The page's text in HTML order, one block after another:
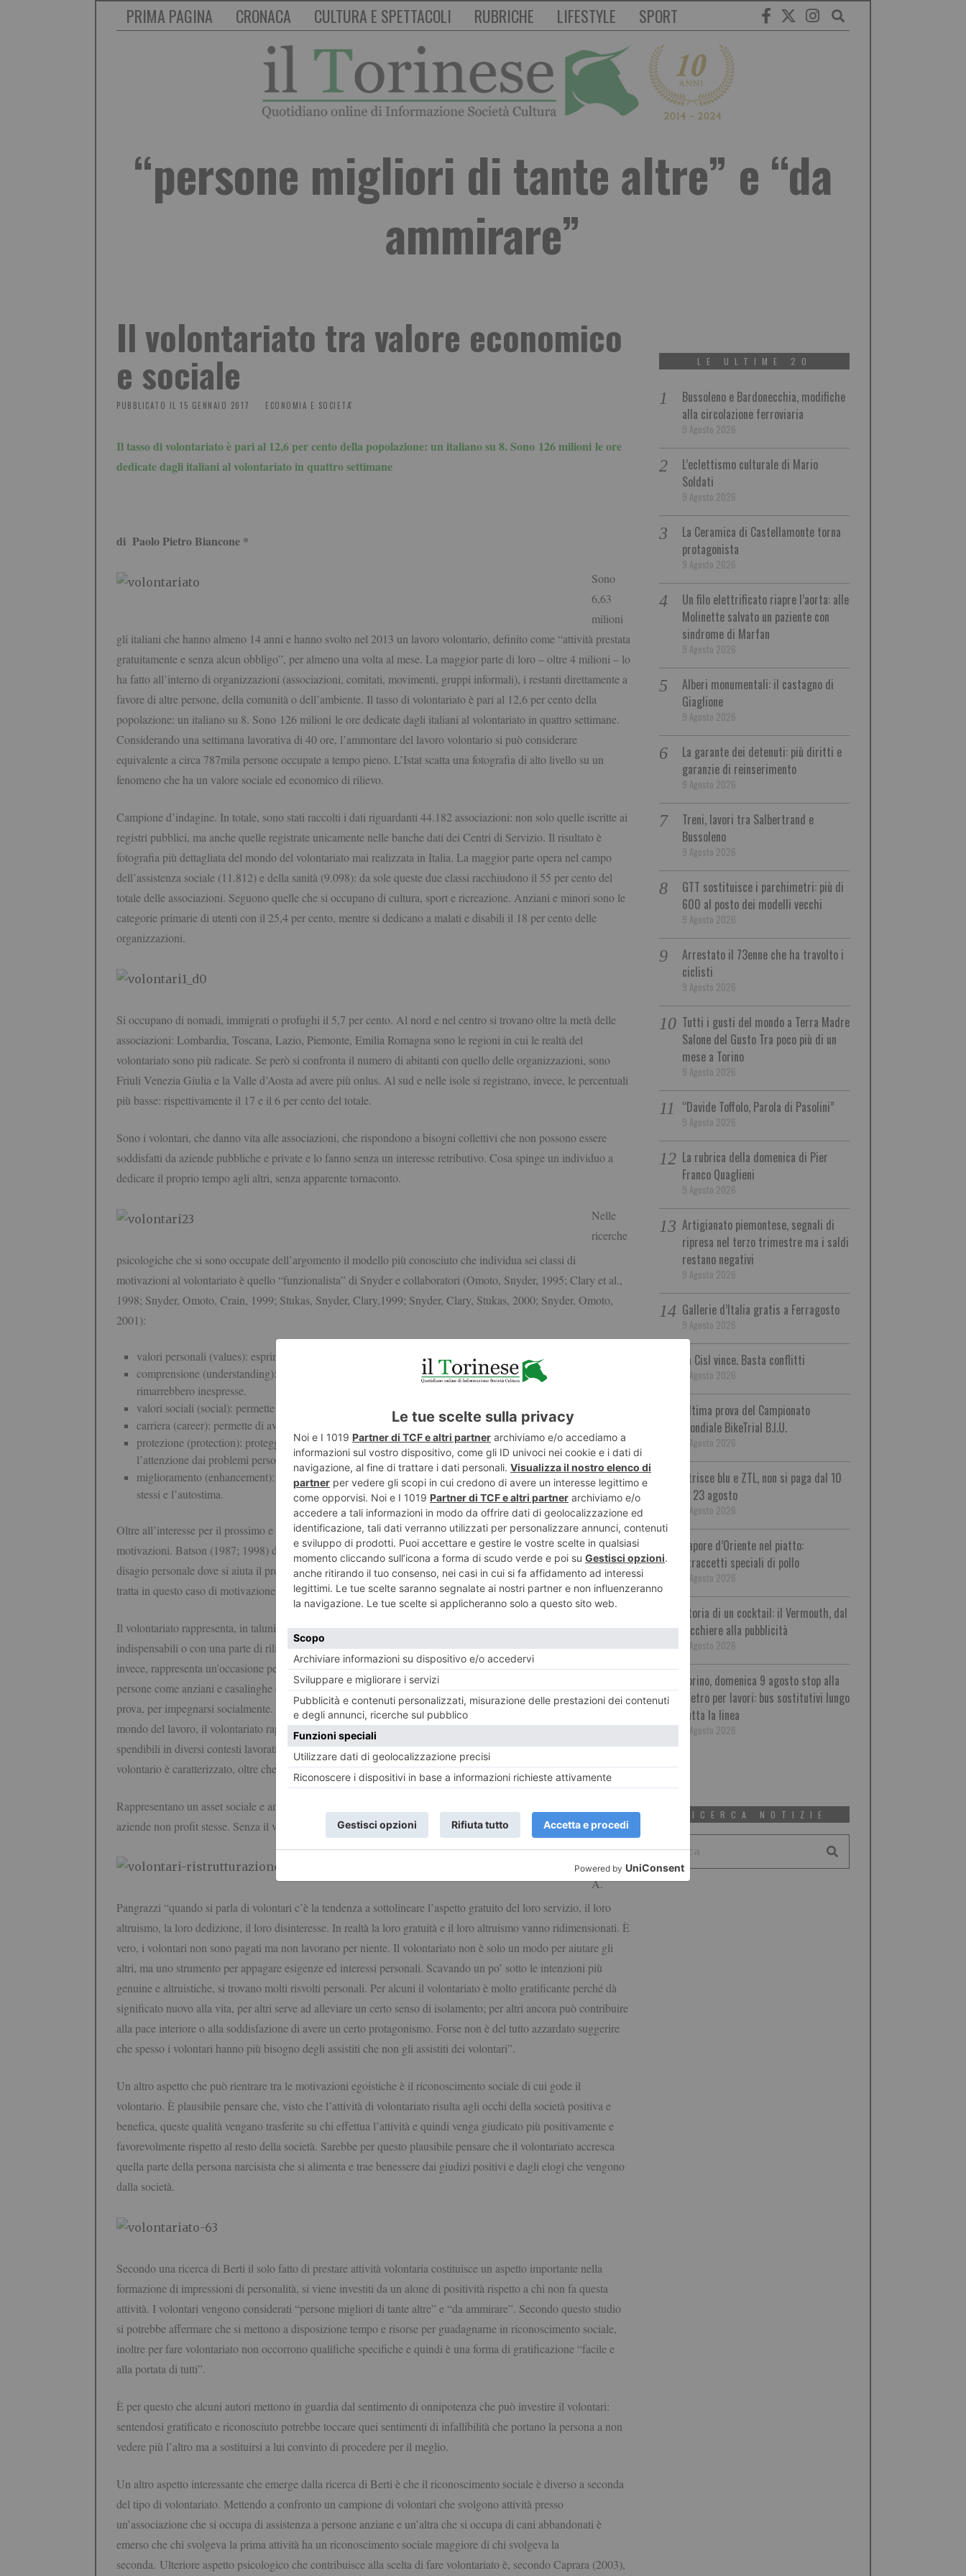
PRIMA PAGINA CRONACA CULTURA E SPETTACOLI RUBRICHE LIFESTYLE SPORT
“persone migliori di tante altre” e “da
ammirare”
Il volontariato tra valore economico
e sociale
PUBBLICATO IL 15 GENNAIO 2017 ECONOMIA E SOCIETA'
Il tasso di volontariato è pari al 12,6 per cento della popolazione: un italiano su 8. Sono 126 milioni le ore
dedicate dagli italiani al volontariato in quattro settimane
di Paolo Pietro Biancone *
Sono
6,63
milioni
gli italiani che hanno almeno 14 anni e hanno svolto nel 2013 un lavoro volontario, definito come “attività prestata
gratuitamente e senza alcun obbligo”, per almeno una volta al mese. La maggior parte di loro – oltre 4 milioni – lo
ha fatto all’interno di organizzazioni (associazioni, comitati, movimenti, gruppi informali), i restanti direttamente a
favore di altre persone, della comunità o dell’ambiente. Il tasso di volontariato è pari al 12,6 per cento della
popolazione: un italiano su 8. Sono 126 milioni le ore dedicate dagli italiani al volontariato in quattro settimane.
Considerando una settimana lavorativa di 40 ore, l’ammontare del lavoro volontario si può considerare
equivalente a circa 787mila persone occupate a tempo pieno. L’Istat scatta una fotografia di alto livello su un
fenomeno che ha un valore sociale ed economico di rilievo.
Campione d’indagine. In totale, sono stati raccolti i dati riguardanti 44.182 associazioni: non solo quelle iscritte ai
registri pubblici, ma anche quelle registrate unicamente nelle banche dati dei Centri di Servizio. Il risultato è
fotografia più dettagliata del mondo del volontariato mai realizzata in Italia. La maggior parte opera nel campo
dell’assistenza sociale (11.812) e della sanità (9.098): da sole queste due classi racchiudono il 55 per cento del
totale delle associazioni. Seguono quelle che si occupano di cultura, sport e ricreazione. Anziani e minori sono le
categorie primarie di utenti con il 25,4 per cento, mentre si dedicano a malati e disabili il 18 per cento delle
organizzazioni.
Si occupano di nomadi, immigrati o profughi il 5,7 per cento. Al nord e nel centro si trovano oltre la metà delle
associazioni: Lombardia, Toscana, Lazio, Piemonte, Emilia Romagna sono le regioni in cui le realtà del
volontariato sono più radicate. Se però si confronta il numero di abitanti con quello delle organizzazioni, sono
Friuli Venezia Giulia e la Valle d’Aosta ad avere più onlus. Al sud e nelle isole si registrano, invece, le percentuali
più basse: rispettivamente il 17 e il 6 per cento del totale.
Sono i volontari, che danno vita alle associazioni, che rispondono a bisogni collettivi che non possono essere
soddisfatti da aziende pubbliche e private e lo fanno senza un interesse retributivo. Cosa spinge un individuo a
dedicare il proprio tempo agli altri, senza apparente tornaconto.
Nelle
ricerche
psicologiche che si sono occupate dell’argomento il modello più conosciuto che individua sei classi di
motivazioni al volontariato è quello “funzionalista” di Snyder e collaboratori (Omoto, Snyder, 1995; Clary et al.,
1998; Snyder, Omoto, Crain, 1999; Stukas, Snyder, Clary,1999; Snyder, Clary, Stukas, 2000; Snyder, Omoto,
2001):
valori personali (values): esprime la presenza di interesse umanitario per gli altri.
comprensione (understanding): permette di mettere in pratica abilità, capacità e conoscenze che altrimenti
rimarrebbero inespresse.
valori sociali (social): permette relazioni significative con gli altri.
carriera (career): permette di avere vantaggi per la propria carriera.
protezione (protection): protegge l’Io dai sensi di colpa per essere più fortunato di altri o per sviare
l’attenzione dai problemi personali.
miglioramento (enhancement): vengono utilizzate le risorse positive dell’Io per accrescere la fiducia in sè
stessi e l’autostima.
Oltre all’interesse per il prossimo e alla volontà di aiuto molti autori hanno sottolineato gli aspetti egoistici delle
motivazioni. Batson (1987; 1998) distingue tra interesse empatico, come motivazione puramente altruistica, e il
disagio personale dove si aiuta il prossimo per ridurre il personale stato di disagio di fronte alla sofferenza altrui; si
tratta in questo caso di motivazione egoistica.
Il volontariato rappresenta, in taluni casi, un mezzo per accrescere la propria autostima perché ci si sente utili,
indispensabili o con una parte di rilievo nel miglioramento della condizione di vita di un’altra persona. In altri casi,
invece, rappresenta un’occasione per occupare il tempo libero, o un’occasione di socializzazione, soprattutto per
persone come anziani e casalinghe che hanno ampia disponibilità di tempo e cercano occasioni per mettersi alla
prova, per impegnarsi socialmente. Infine, soprattutto per i giovani e per coloro che non sono ancora entrati nel
mondo del lavoro, il volontariato rappresenta un’occasione di fare esperienze ed acquisire abilità facilmente
spendibili in diversi contesti lavorativi. Studi recenti sul volontariato giovanile hanno confermato che l’impegno
volontario è caratterizzato, oltre che da un andare verso l’altro, anche da un attingere dall’altro.
Rappresentano un asset sociale e anche aziendale, che merita valutazione e valorizzazione numerica per le
aziende non profit stesse. Senza il volontariato le aziende non profit non esisterebbero.
Citando
A.
Pangrazzi “quando si parla di volontari c’è la tendenza a sottolineare l’aspetto gratuito del loro servizio, il loro
altruismo, la loro dedizione, il loro disinteresse. In realtà la loro gratuità e il loro altruismo vanno ridimensionati. È
vero, i volontari non sono pagati ma non lavorano per niente. Il volontariato non è solo un modo per aiutare gli
altri, ma uno strumento per appagare esigenze ed interessi personali. Scavando un po’ sotto le intenzioni più
genuine e altruistiche, si trovano molti risvolti personali. Per alcuni il volontariato è molto gratificante perché dà
significato nuovo alla vita, per altri serve ad alleviare un certo senso di isolamento; per altri ancora può contribuire
alla pace interiore o alla soddisfazione di avere un certo protagonismo. Forse non è del tutto azzardato suggerire
che spesso i volontari hanno più bisogno degli assistiti che non gli assistiti dei volontari”.
Un altro aspetto che può rientrare tra le motivazioni egoistiche è il riconoscimento sociale di cui gode il
volontario. È plausibile pensare che, visto che l’attività di volontariato risulta agli occhi della società positiva e
benefica, queste qualità vengano trasferite su chi effettua l’attività e quindi venga giudicato più positivamente e
favorevolmente rispetto al resto della società. Sarebbe per questo plausibile pensare che il volontariato accresca
quella parte della persona narcisista che si alimenta e trae benessere dai giudizi positivi e dagli elogi che vengono
dalla società.
Secondo una ricerca di Berti il solo fatto di prestare attività volontaria costituisce un aspetto importante nella
formazione di impressioni di personalità, si viene investiti da un alone di positività rispetto a chi non fa questa
attività. I volontari vengono considerati “persone migliori di tante altre” e “da ammirare”. Secondo questo studio
si potrebbe affermare che si mettono a disposizione tempo e risorse per guadagnarne in riconoscimento sociale,
inoltre per fare volontariato non occorrono qualifiche specifiche e quindi è una forma di gratificazione “facile e
alla portata di tutti”.
È per questo che alcuni autori mettono in guardia dal sentimento di onnipotenza che può investire il volontari:
sentendosi gratificato e riconosciuto potrebbe toccare quei sentimenti di infallibilità che portano la persona a non
vedere più l’altro ma a sostituirsi a lui convinto di procedere per il meglio.
Un altro aspetto interessante che emerge dalla ricerca di Berti è che il riconoscimento sociale è diverso a seconda
del tipo di volontariato. Mettendo a confronto un campione di volontari che svolgono attività presso
un’associazione che si occupa di assistenza a persone anziane e un’altra che si occupa di cani abbandonati è
emerso che chi svolgeva la prima attività ha un riconoscimento sociale maggiore di chi svolgeva la
seconda. Ulteriore aspetto psicologico che contribuisce alla scelta di fare volontariato è, secondo Caprara (2003),
LE ULTIME 20
Bussoleno e Bardonecchia, modifiche
alla circolazione ferroviaria
9 Agosto 2026
L’eclettismo culturale di Mario
Soldati
9 Agosto 2026
La Ceramica di Castellamonte torna
protagonista
9 Agosto 2026
Un filo elettrificato riapre l’aorta: alle
Molinette salvato un paziente con
sindrome di Marfan
9 Agosto 2026
Alberi monumentali: il castagno di
Giaglione
9 Agosto 2026
La garante dei detenuti: più diritti e
garanzie di reinserimento
9 Agosto 2026
Treni, lavori tra Salbertrand e
Bussoleno
9 Agosto 2026
GTT sostituisce i parchimetri: più di
600 al posto dei modelli vecchi
9 Agosto 2026
Arrestato il 73enne che ha travolto i
ciclisti
9 Agosto 2026
Tutti i gusti del mondo a Terra Madre
Salone del Gusto Tra poco più di un
mese a Torino
9 Agosto 2026
“Davide Toffolo, Parola di Pasolini”
9 Agosto 2026
La rubrica della domenica di Pier
Franco Quaglieni
9 Agosto 2026
Artigianato piemontese, segnali di
ripresa nel terzo trimestre ma i saldi
restano negativi
9 Agosto 2026
Gallerie d’Italia gratis a Ferragosto
9 Agosto 2026
La Cisl vince. Basta conflitti
9 Agosto 2026
Ultima prova del Campionato
Mondiale BikeTrial B.I.U.
9 Agosto 2026
Strisce blu e ZTL, non si paga dal 10
al 23 agosto
9 Agosto 2026
Sapore d’Oriente nel piatto:
straccetti speciali di pollo
9 Agosto 2026
Storia di un cocktail: il Vermouth, dal
bicchiere alla pubblicità
9 Agosto 2026
Torino, domenica 9 agosto stop alla
metro per lavori: bus sostitutivi lungo
tutta la linea
8 Agosto 2026
RICERCA NOTIZIE